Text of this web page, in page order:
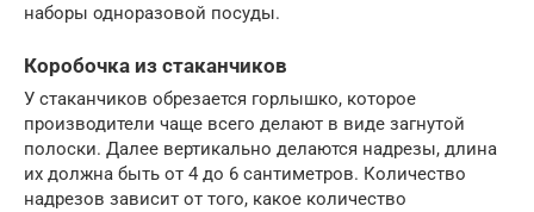
наборы одноразовой посуды.
Коробочка из стаканчиков
У стаканчиков обрезается горлышко, которое
производители чаще всего делают в виде загнутой
полоски. Далее вертикально делаются надрезы, длина
их должна быть от 4 до 6 сантиметров. Количество
надрезов зависит от того, какое количество